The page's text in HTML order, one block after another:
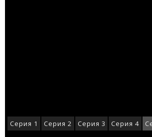
Серия 1 Серия 2 Серия 3 Серия 4